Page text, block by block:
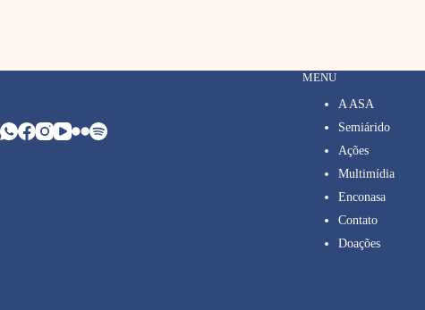
MENU
A ASA
Semiárido
Ações
Multimídia
Enconasa
Contato
Doações